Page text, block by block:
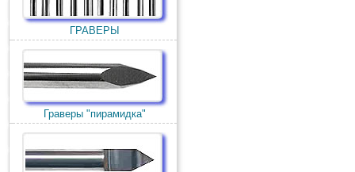
ГРАВЕРЫ
Граверы "пирамидка"